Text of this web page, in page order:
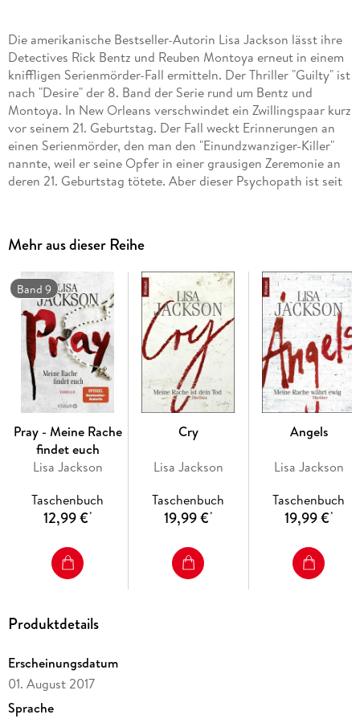
Die amerikanische Bestseller-Autorin Lisa Jackson lässt ihre
Detectives Rick Bentz und Reuben Montoya erneut in einem
kniffligen Serienmörder-Fall ermitteln. Der Thriller "Guilty" ist
nach "Desire" der 8. Band der Serie rund um Bentz und
Montoya. In New Orleans verschwindet ein Zwillingspaar kurz
vor seinem 21. Geburtstag. Der Fall weckt Erinnerungen an
einen Serienmörder, den man den "Einundzwanziger-Killer"
nannte, weil er seine Opfer in einer grausigen Zeremonie an
deren 21. Geburtstag tötete. Aber dieser Psychopath ist seit
zu fassen und das Leben der Zwillinge zu retten. Doch die Zeit
rennt ihnen davon . . . "Perfekt geplotteter Thriller,
nervenzerreißend spannend." (Romantic Times Book Reviews)
Mehr aus dieser Reihe
Band 9
Pray - Meine Rache
findet euch
Lisa Jackson
Taschenbuch
12,99 €*
Cry
Lisa Jackson
Taschenbuch
19,99 €*
Angels
Lisa Jackson
Taschenbuch
19,99 €*
Produktdetails
Erscheinungsdatum
01. August 2017
Sprache